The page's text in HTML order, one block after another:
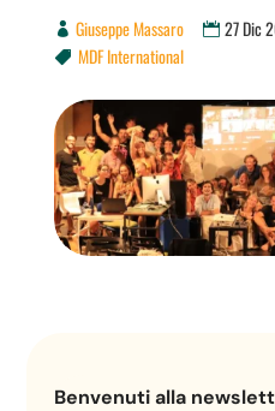
Giuseppe Massaro 27 Dic
 MDF International
Benvenuti alla